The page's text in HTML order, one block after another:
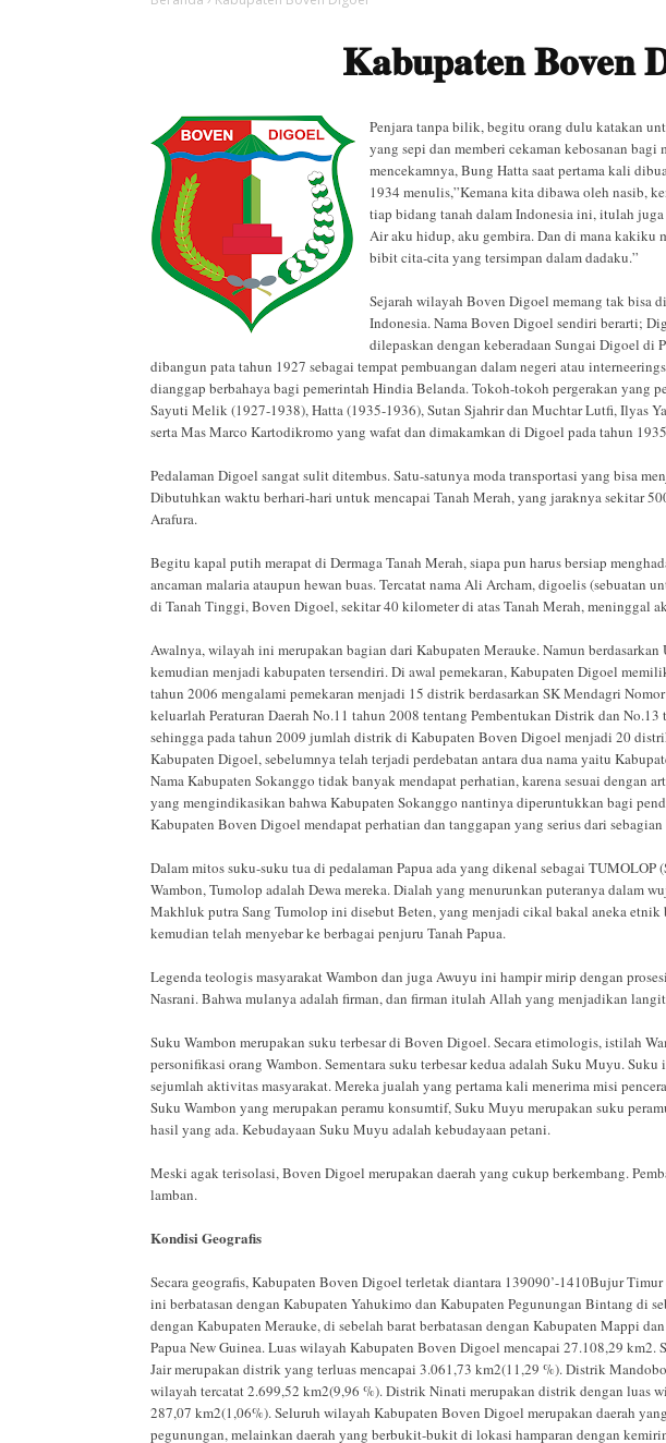
Kabupaten Boven
Penjara tanpa bilik, begitu orang dulu katakan
yang sepi dan memberi cekaman kebosanan bagi
mencekamnya, Bung Hatta saat pertama kali
1934 menulis,”Kemana kita dibawa oleh nasib,
tiap bidang tanah dalam Indonesia ini, itulah
Air aku hidup, aku gembira. Dan di mana kakiku
bibit cita-cita yang tersimpan dalam dadaku.”
Sejarah wilayah Boven Digoel memang tak bisa
Indonesia. Nama Boven Digoel sendiri berarti;
dilepaskan dengan keberadaan Sungai Digoel di
dibangun pata tahun 1927 sebagai tempat pembuangan dalam negeri atau
dianggap berbahaya bagi pemerintah Hindia Belanda. Tokoh-tokoh pergerakan yang
Sayuti Melik (1927-1938), Hatta (1935-1936), Sutan Sjahrir dan Muchtar Lutfi, Ilyas
serta Mas Marco Kartodikromo yang wafat dan dimakamkan di Digoel pada tahun
Pedalaman Digoel sangat sulit ditembus. Satu-satunya moda transportasi yang bisa
Dibutuhkan waktu berhari-hari untuk mencapai Tanah Merah, yang jaraknya sekitar
Arafura.
Begitu kapal putih merapat di Dermaga Tanah Merah, siapa pun harus bersiap
ancaman malaria ataupun hewan buas. Tercatat nama Ali Archam, digoelis (sebuatan
di Tanah Tinggi, Boven Digoel, sekitar 40 kilometer di atas Tanah Merah, meninggal
Awalnya, wilayah ini merupakan bagian dari Kabupaten Merauke. Namun
kemudian menjadi kabupaten tersendiri. Di awal pemekaran, Kabupaten Digoel
tahun 2006 mengalami pemekaran menjadi 15 distrik berdasarkan SK Mendagri
keluarlah Peraturan Daerah No.11 tahun 2008 tentang Pembentukan Distrik dan
sehingga pada tahun 2009 jumlah distrik di Kabupaten Boven Digoel menjadi 20
Kabupaten Digoel, sebelumnya telah terjadi perdebatan antara dua nama yaitu
Nama Kabupaten Sokanggo tidak banyak mendapat perhatian, karena sesuai dengan
yang mengindikasikan bahwa Kabupaten Sokanggo nantinya diperuntukkan bagi
Kabupaten Boven Digoel mendapat perhatian dan tanggapan yang serius dari
Dalam mitos suku-suku tua di pedalaman Papua ada yang dikenal sebagai TUMOLOP
Wambon, Tumolop adalah Dewa mereka. Dialah yang menurunkan puteranya dalam
Makhluk putra Sang Tumolop ini disebut Beten, yang menjadi cikal bakal aneka etnik
kemudian telah menyebar ke berbagai penjuru Tanah Papua.
Legenda teologis masyarakat Wambon dan juga Awuyu ini hampir mirip dengan
Nasrani. Bahwa mulanya adalah firman, dan firman itulah Allah yang menjadikan
Suku Wambon merupakan suku terbesar di Boven Digoel. Secara etimologis, istilah
personifikasi orang Wambon. Sementara suku terbesar kedua adalah Suku Muyu.
sejumlah aktivitas masyarakat. Mereka jualah yang pertama kali menerima misi
Suku Wambon yang merupakan peramu konsumtif, Suku Muyu merupakan suku
hasil yang ada. Kebudayaan Suku Muyu adalah kebudayaan petani.
Meski agak terisolasi, Boven Digoel merupakan daerah yang cukup berkembang.
lamban.
Kondisi Geografis
Secara geografis, Kabupaten Boven Digoel terletak diantara 139090’-1410Bujur
ini berbatasan dengan Kabupaten Yahukimo dan Kabupaten Pegunungan Bintang di
dengan Kabupaten Merauke, di sebelah barat berbatasan dengan Kabupaten Mappi
Papua New Guinea. Luas wilayah Kabupaten Boven Digoel mencapai 27.108,29
Jair merupakan distrik yang terluas mencapai 3.061,73 km2(11,29 %). Distrik
wilayah tercatat 2.699,52 km2(9,96 %). Distrik Ninati merupakan distrik dengan luas
287,07 km2(1,06%). Seluruh wilayah Kabupaten Boven Digoel merupakan daerah
pegunungan, melainkan daerah yang berbukit-bukit di lokasi hamparan dengan